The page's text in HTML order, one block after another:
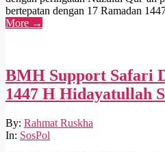
bertepatan dengan 17 Ramadan
More →
BMH Support Safari
1447 H Hidayatullah
2026-
03-
By: Rahmat Ruskha
In: SosPol